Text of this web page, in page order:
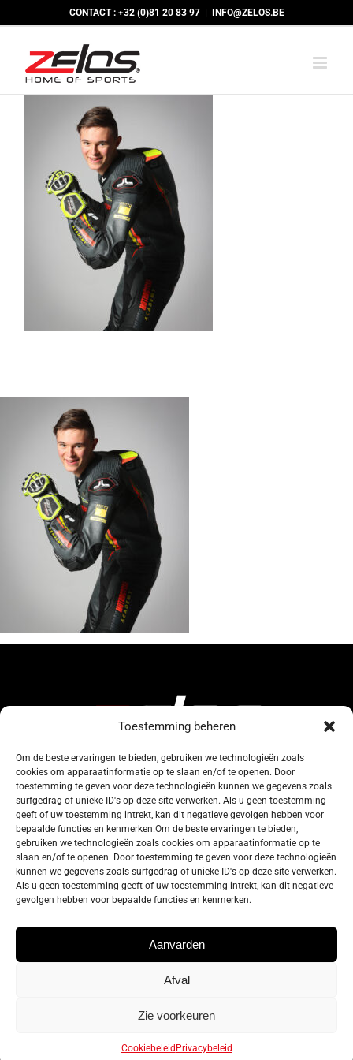
Toestemming beheren
Om de beste ervaringen te bieden, gebruiken we technologieën zoals
cookies om apparaatinformatie op te slaan en/of te openen. Door
toestemming te geven voor deze technologieën kunnen we gegevens zoals
surfgedrag of unieke ID's op deze site verwerken. Als u geen toestemming
geeft of uw toestemming intrekt, kan dit negatieve gevolgen hebben voor
bepaalde functies en kenmerken.Om de beste ervaringen te bieden,
gebruiken we technologieën zoals cookies om apparaatinformatie op te
slaan en/of te openen. Door toestemming te geven voor deze technologieën
kunnen we gegevens zoals surfgedrag of unieke ID's op deze site verwerken.
Als u geen toestemming geeft of uw toestemming intrekt, kan dit negatieve
gevolgen hebben voor bepaalde functies en kenmerken.
Aanvarden
Afval
Zie voorkeuren
Cookiebeleid Privacybeleid
CONTACT : +32 (0)81 20 83 97 INFO@ZELOS.BE
134, Rue de Coquelet
5000 Bouge-Namur
Belgique
info@zelos.be
Tel : +32(0) 81/20.83.97
TVA : 0695.625.206